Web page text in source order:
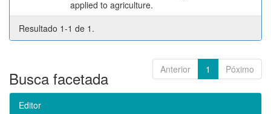
applied to agriculture.
Resultado 1-1 de 1.
Anterior 1 Póximo
Busca facetada
Editor